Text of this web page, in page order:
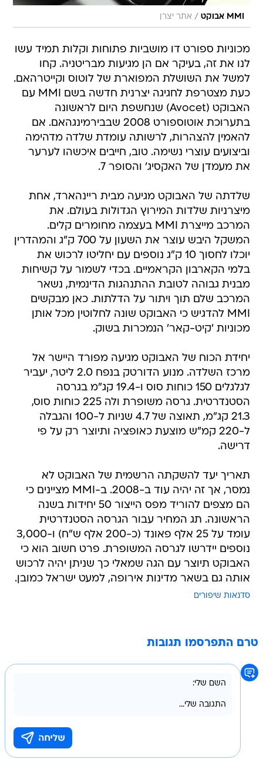
MMI אבוקט / אתר יצרן
מכוניות ספורט דו מושביות פתוחות וקלות תמיד עשו
לנו את זה, בעיקר אם הן מגיעות מבריטניה. קחו
למשל את השושלת המפוארת של לוטוס וקייטרהאם.
כעת מצטרפת לחגיגה יצרנית חדשה בשם MMI עם
האבוקט (Avocet) שנחשפת היום לראשונה
בתערוכת אוטוספורט 2008 שבבירמינגהאם. אם
להאמין להצהרות, לרשותה עומדת שלדה מדהימה
וביצועים עוצרי נשימה. טוב, חייבים איכשהו לערער
את מעמדן של האקסיג' והסופר 7.
שלדתה של האבוקט מגיעה מבית ריינהארד, אחת
מיצרניות שלדות המירוץ הגדולות בעולם. את
המרכב מייצרת MMI בעצמה מחומרים קלים.
המשקל היבש עוצר את השעון על 700 ק"ג והמהדרין
יוכלו לחסוך 10 ק"ג נוספים עם יחליטו לרכוש את
בלמי הקארבון הקראמיים. בכדי לשמור על קשיחות
מבנית גבוהה לטובת ההתנהגות הדינמית, נשאר
המרכב שלם תוך ויתור על הדלתות. כאן מבקשים
MMI להדגיש כי האבוקט שונה לחלוטין מכל אותן
מכוניות 'קיט-קאר' הנמכרות בשוק.
יחידת הכוח של האבוקט מגיעה מפורד היישר אל
מרכז השלדה. מנוע הדורטק בנפח 2.0 ליטר, יעביר
לגלגלים 150 כוחות סוס ו-19.4 קג"מ בגרסה
הסטנדרטית. גרסה משופרת ולה 225 כוחות סוס,
21.3 קג"מ, תאוצה של 4.7 שניות ל-100 והגבלה
ל-220 קמ"ש מוצעת כאופציה ותיוצר רק על פי
דרישה.
תאריך יעד להשקתה הרשמית של האבוקט לא
נמסר, אך זה יהיה עוד ב-2008. ב-MMI מציינים כי
הם מצפים להוריד מפס הייצור 50 יחידות בשנה
הראשונה. תג המחיר עבור הגרסה הסטנדרטית
עומד על 25 אלף פאונד (כ-200 אלף ש"ח) ו-3,000
נוספים יידרשו לגרסה המשופרת. פרט חשוב הוא כי
האבוקט תיוצר עם הגה שמאלי כך שניתן יהיה לרכוש
אותה גם בשאר מדינות אירופה, למעט ישראל כמובן.
סדנאות שיפורים
טרם התפרסמו תגובות